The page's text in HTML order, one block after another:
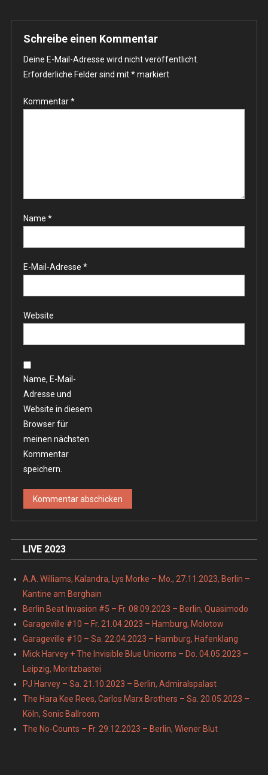
Schreibe einen Kommentar
Deine E-Mail-Adresse wird nicht veröffentlicht.
Erforderliche Felder sind mit*markiert
Kommentar*
Name *
E-Mail-Adresse *
Website
Name, E-Mail-
Adresse und
Website in diesem
Browser für
meinen nächsten
Kommentar
speichern.
LIVE 2023
A.A. Williams, Kalandra, Lys Morke – Mo., 27.11.2023, Berlin –
Kantine am Berghain
Berlin Beat Invasion #5 – Fr. 08.09.2023 – Berlin, Quasimodo
Garageville #10 – Fr. 21.04.2023 – Hamburg, Molotow
Garageville #10 – Sa. 22.04.2023 – Hamburg, Hafenklang
Mick Harvey + The Invisible Blue Unicorns – Do. 04.05.2023 –
Leipzig, Moritzbastei
PJ Harvey – Sa. 21.10.2023 – Berlin, Admiralspalast
The Hara Kee Rees, Carlos Marx Brothers – Sa. 20.05.2023 –
Köln, Sonic Ballroom
The No-Counts – Fr. 29.12.2023 – Berlin, Wiener Blut